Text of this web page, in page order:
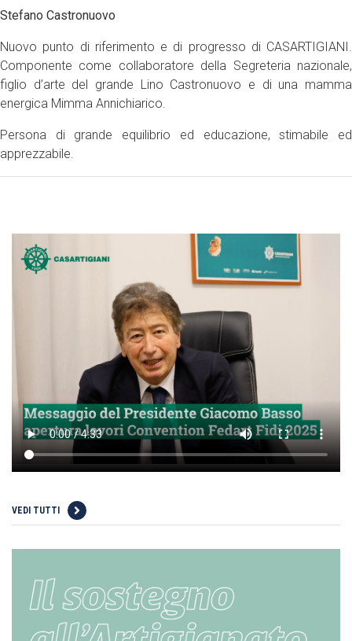
Stefano Castronuovo
Nuovo punto di riferimento e di progresso di CASARTIGIANI.
Componente come collaboratore della Segreteria nazionale,
figlio d’arte del grande Lino Castronuovo e di una mamma
energica Mimma Annichiarico.
Persona di grande equilibrio ed educazione, stimabile ed
apprezzabile.
VEDI TUTTI